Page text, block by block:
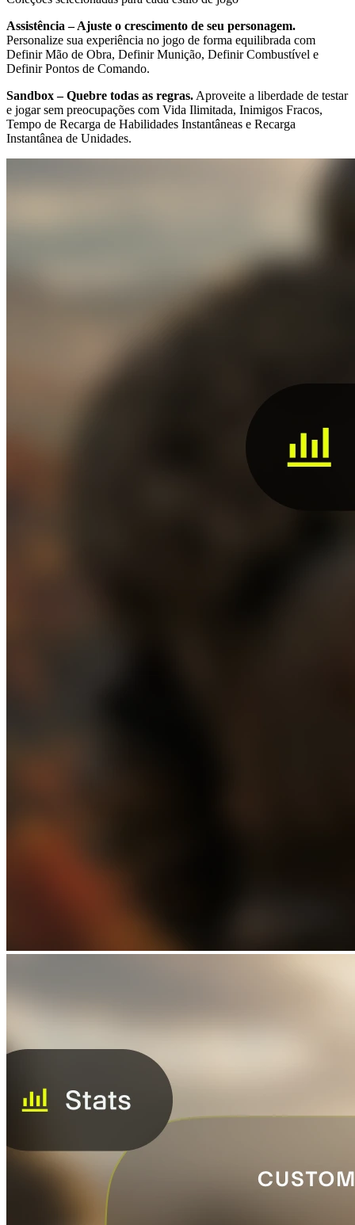
Assistência – Ajuste o crescimento de seu personagem.
Personalize sua experiência no jogo de forma equilibrada com
Definir Mão de Obra, Definir Munição, Definir Combustível e
Definir Pontos de Comando.
Sandbox – Quebre todas as regras. Aproveite a liberdade de testar
e jogar sem preocupações com Vida Ilimitada, Inimigos Fracos,
Tempo de Recarga de Habilidades Instantâneas e Recarga
Instantânea de Unidades.